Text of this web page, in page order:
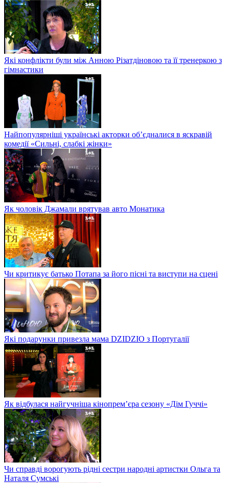
Які конфлікти були між Анною Різатдіновою та її тренеркою з
гімнастики
Найпопулярніші українські акторки об’єдналися в яскравій
комедії «Сильні, слабкі жінки»
Як чоловік Джамали врятував авто Монатика
Чи критикує батько Потапа за його пісні та виступи на сцені
Які подарунки привезла мама DZIDZIO з Португалії
Як відбулася найгучніша кінопрем’єра сезону «Дім Гуччі»
Чи справді ворогують рідні сестри народні артистки Ольга та
Наталя Сумські